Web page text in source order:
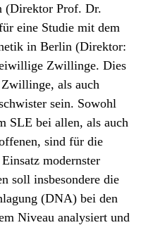
(Direktor Prof. Dr.
eine Studie mit dem
in Berlin (Direktor:
Zwillinge. Dies
als auch
sein. Sowohl
SLE bei allen, als auch
sind für die
modernster
soll insbesondere die
(DNA) bei den
Niveau analysiert und